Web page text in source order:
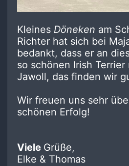
Kleines Döneken am
Richter hat sich bei
bedankt, dass er an
so schönen Irish
Jawoll, das finden wir
Wir freuen uns sehr
schönen Erfolg!
Viele Grüße,
Elke & Thomas